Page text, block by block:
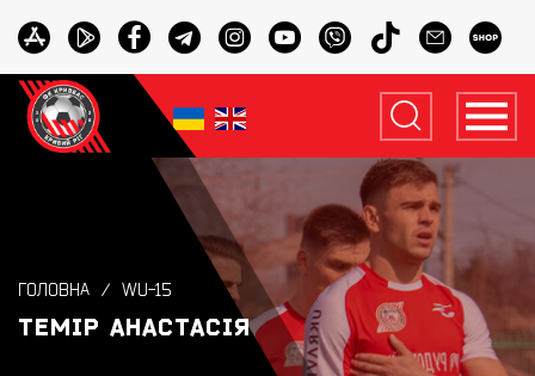
ГОЛОВНА WU-15
ТЕМІР АНАСТАСІЯ